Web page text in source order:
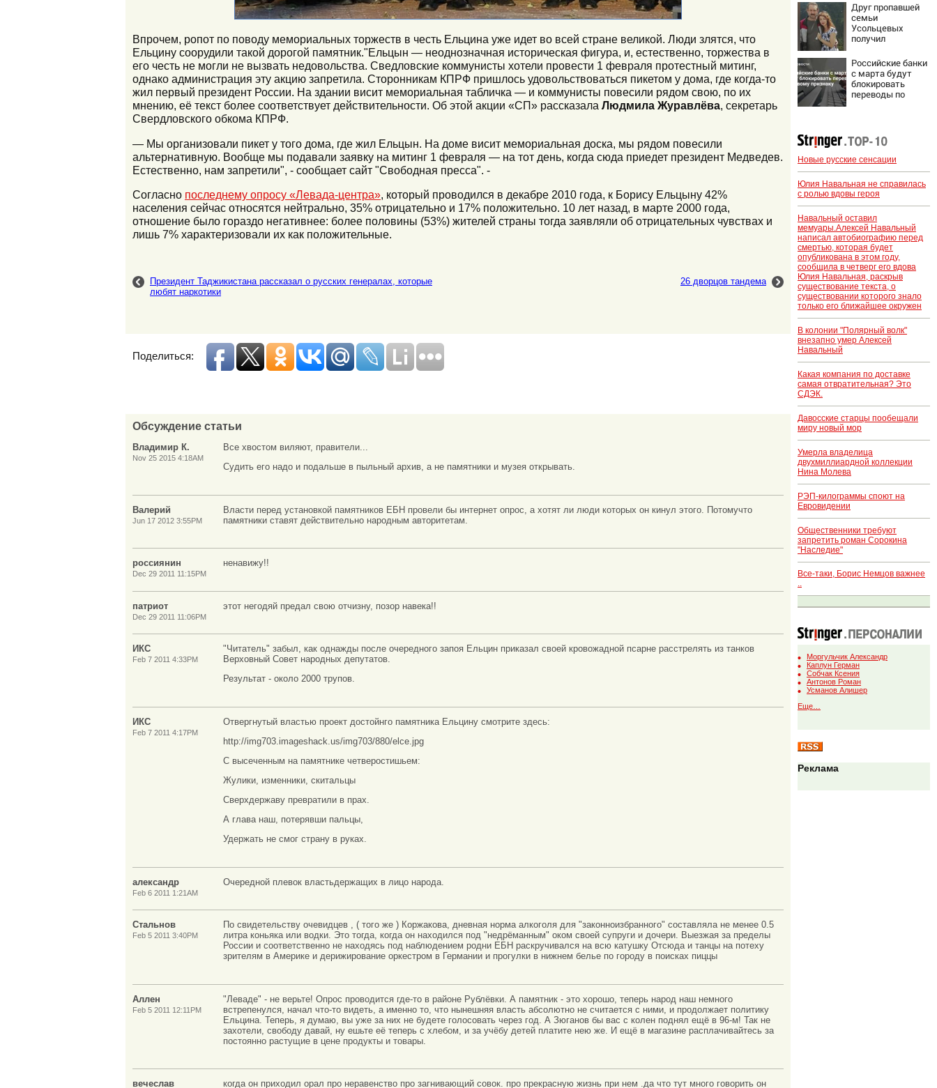
Впрочем, ропот по поводу мемориальных торжеств в честь Ельцина уже идет во всей стране великой. Люди злятся, что
Ельцину соорудили такой дорогой памятник."Ельцын — неоднозначная историческая фигура, и, естественно, торжества в
его честь не могли не вызвать недовольства. Сведловские коммунисты хотели провести 1 февраля протестный митинг,
однако администрация эту акцию запретила. Сторонникам КПРФ пришлось удовольствоваться пикетом у дома, где когда-то
жил первый президент России. На здании висит мемориальная табличка — и коммунисты повесили рядом свою, по их
мнению, её текст более соответствует действительности. Об этой акции «СП» рассказала Людмила Журавлёва, секретарь
Свердловского обкома КПРФ.
— Мы организовали пикет у того дома, где жил Ельцын. На доме висит мемориальная доска, мы рядом повесили
альтернативную. Вообще мы подавали заявку на митинг 1 февраля — на тот день, когда сюда приедет президент Медведев.
Естественно, нам запретили", - сообщает сайт "Свободная пресса". -
Согласно последнему опросу «Левада-центра», который проводился в декабре 2010 года, к Борису Ельцыну 42%
населения сейчас относятся нейтрально, 35% отрицательно и 17% положительно. 10 лет назад, в марте 2000 года,
отношение было гораздо негативнее: более половины (53%) жителей страны тогда заявляли об отрицательных чувствах и
лишь 7% характеризовали их как положительные.
Президент Таджикистана рассказал о русских генералах, которые
любят наркотики
26 дворцов тандема
Поделиться:
Обсуждение статьи
Владимир К.
Nov 25 2015 4:18AM
Все хвостом виляют, правители...
Судить его надо и подальше в пыльный архив, а не памятники и музея открывать.
Валерий
Jun 17 2012 3:55PM
Власти перед установкой памятников ЕБН провели бы интернет опрос, а хотят ли люди которых он кинул этого. Потомучто
памятники ставят действительно народным авторитетам.
россиянин
Dec 29 2011 11:15PM
ненавижу!!
патриот
Dec 29 2011 11:06PM
этот негодяй предал свою отчизну, позор навека!!
ИКС
Feb 7 2011 4:33PM
"Читатель" забыл, как однажды после очередного запоя Ельцин приказал своей кровожадной псарне расстрелять из танков
Верховный Совет народных депутатов.
Результат - около 2000 трупов.
ИКС
Feb 7 2011 4:17PM
Отвергнутый властью проект достойнго памятника Ельцину смотрите здесь:
http://img703.imageshack.us/img703/880/elce.jpg
С высеченным на памятнике четверостишьем:
Жулики, изменники, скитальцы
Сверхдержаву превратили в прах.
А глава наш, потерявши пальцы,
Удержать не смог страну в руках.
александр
Feb 6 2011 1:21AM
Очередной плевок властьдержащих в лицо народа.
Стальнов
Feb 5 2011 3:40PM
По свидетельству очевидцев , ( того же ) Коржакова, дневная норма алкоголя для "законноизбранного" составляла не менее 0.5
литра коньяка или водки. Это тогда, когда он находился под "недрёманным" оком своей супруги и дочери. Выезжая за пределы
России и соответственно не находясь под наблюдением родни ЕБН раскручивался на всю катушку Отсюда и танцы на потеху
зрителям в Америке и дерижирование оркестром в Германии и прогулки в нижнем белье по городу в поисках пиццы
Аллен
Feb 5 2011 12:11PM
"Леваде" - не верьте! Опрос проводится где-то в районе Рублёвки. А памятник - это хорошо, теперь народ наш немного
встрепенулся, начал что-то видеть, а именно то, что нынешняя власть абсолютно не считается с ними, и продолжает политику
Ельцина. Теперь, я думаю, вы уже за них не будете голосовать через год. А Зюганов бы вас с колен поднял ещё в 96-м! Так не
захотели, свободу давай, ну ешьте её теперь с хлебом, и за учёбу детей платите нею же. И ещё в магазине расплачивайтесь за
постоянно растущие в цене продукты и товары.
вечеслав когда он приходил орал про неравенство про загнивающий совок. про прекрасную жизнь при нем .да что тут много говорить он
Друг пропавшей
семьи
Усольцевых
получил
от них
Российские банки
с марта будут
блокировать
переводы по
Новые русские сенсации
Юлия Навальная не справилась
с ролью вдовы героя
Навальный оставил
мемуары.Алексей Навальный
написал автобиографию перед
смертью, которая будет
опубликована в этом году,
сообщила в четверг его вдова
Юлия Навальная, раскрыв
существование текста, о
существовании которого знало
только его ближайшее окружен
В колонии "Полярный волк"
внезапно умер Алексей
Навальный
Какая компания по доставке
самая отвратительная? Это
СДЭК.
Давосские старцы пообещали
миру новый мор
Умерла владелица
двухмиллиардной коллекции
Нина Молева
РЭП-килограммы споют на
Евровидении
Общественники требуют
запретить роман Сорокина
"Наследие"
Все-таки, Борис Немцов важнее
..
Моргульчик Александр
Каплун Герман
Собчак Ксения
Антонов Роман
Усманов Алишер
Еще…
Реклама